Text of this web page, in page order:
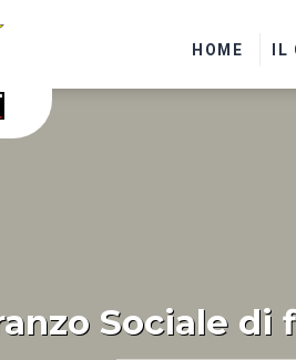
HOME IL
Sociale